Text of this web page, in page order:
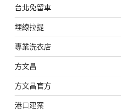
台北免留車
埋線拉提
專業洗衣店
方文昌
方文昌官方
港口建案